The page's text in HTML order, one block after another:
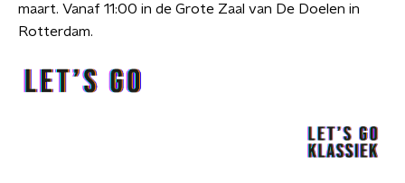
maart. Vanaf 11:00 in de Grote Zaal van De Doelen in
Rotterdam.